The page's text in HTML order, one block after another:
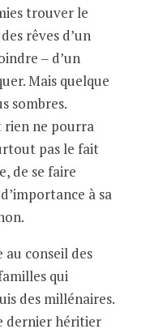
trouver le
rêves d’un
‒ d’un
Mais quelque
sombres.
rien ne pourra
pas le fait
de se faire
à sa
au conseil des
qui
des millénaires.
dernier héritier